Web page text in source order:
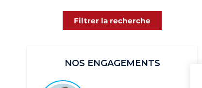
Vosges
Agde
Filtrer la recherche
NOS ENGAGEMENTS